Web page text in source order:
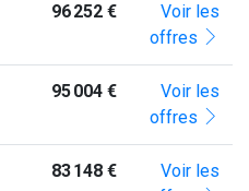
96 252 €
Voir les
offres
95 004 €
Voir les
offres
83 148 €
Voir les